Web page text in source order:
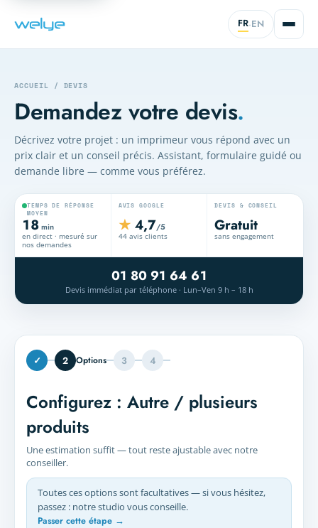
FR·EN
ACCUEIL / DEVIS
Demandez votre devis.
Décrivez votre projet : un imprimeur vous répond avec un
prix clair et un conseil précis. Assistant, formulaire guidé ou
demande libre — comme vous préférez.
TEMPS DE RÉPONSE
MOYEN
18min
en direct · mesuré sur
nos demandes
AVIS GOOGLE
★ 4,7/5
44 avis clients
DEVIS & CONSEIL
Gratuit
sans engagement
01 80 91 64 61
Devis immédiat par téléphone · Lun–Ven 9 h – 18 h
✓ 2 Options 3 4
Configurez : Autre / plusieurs
produits
Une estimation suffit — tout reste ajustable avec notre
conseiller.
Toutes ces options sont facultatives — si vous hésitez,
passez : notre studio vous conseille.
Passer cette étape →